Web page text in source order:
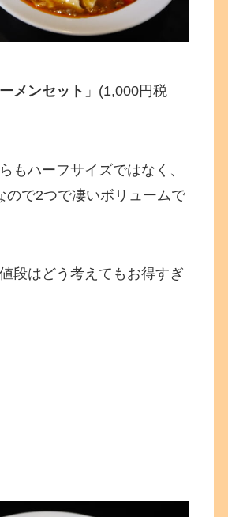
メンセット 」(1,000円税
もハーフサイズではなく、
ので2つで凄いボリュームで
段はどう考えてもお得すぎ